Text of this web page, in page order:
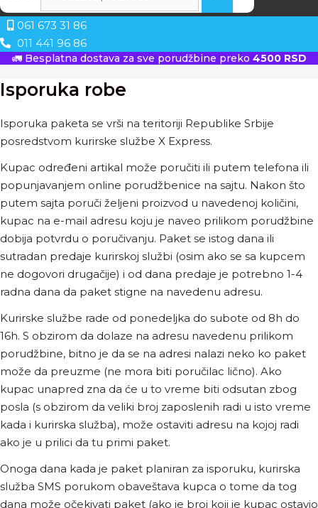
061 673 31 86
011 441 96 86
🚛 Besplatna dostava za sve porudžbine preko 4500 RSD
Isporuka robe
Isporuka paketa se vrši na teritoriji Republike Srbije
posredstvom kurirske službe X Express.
Kupac određeni artikal može poručiti ili putem telefona ili
popunjavanjem online porudžbenice na sajtu. Nakon što
putem sajta poruči željeni proizvod u navedenoj količini,
kupac na e-mail adresu koju je naveo prilikom porudžbine
dobija potvrdu o poručivanju. Paket se istog dana ili
sutradan predaje kurirskoj službi (osim ako se sa kupcem
ne dogovori drugačije) i od dana predaje je potrebno 1-4
radna dana da paket stigne na navedenu adresu.
Kurirske službe rade od ponedeljka do subote od 8h do
16h. S obzirom da dolaze na adresu navedenu prilikom
porudžbine, bitno je da se na adresi nalazi neko ko paket
može da preuzme (ne mora biti poručilac lično). Ako
kupac unapred zna da će u to vreme biti odsutan zbog
posla (s obzirom da veliki broj zaposlenih radi u isto vreme
kada i kurirska služba), može ostaviti adresu na kojoj radi
ako je u prilici da tu primi paket.
Onoga dana kada je paket planiran za isporuku, kurirska
služba SMS porukom obaveštava kupca o tome da tog
dana može očekivati paket (ako je broj koji je kupac ostavio